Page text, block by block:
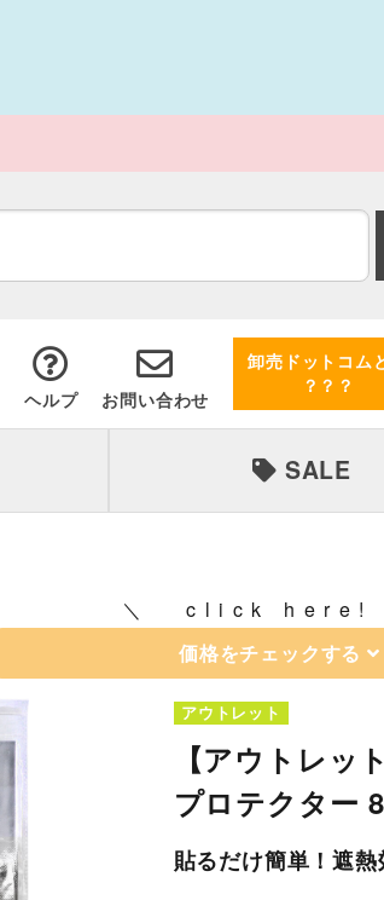
ヘルプ お問い合わせ
卸売ドットコム
？？？
SALE
click here!
価格をチェックする
アウトレット
【アウトレッ
プロテクター
貼るだけ簡単！遮熱